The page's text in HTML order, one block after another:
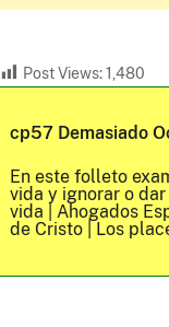
Post Views:1,480
cp57 Demasiado
En este folleto
vida y ignorar o
vida | Ahogados
de Cristo | Los